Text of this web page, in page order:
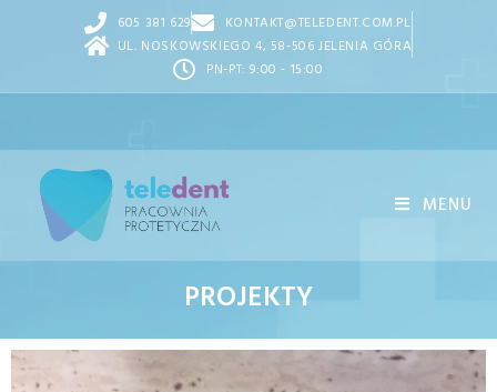
605 381 629
KONTAKT@TELEDENT.COM.PL
UL. NOSKOWSKIEGO 4, 58-506 JELENIA GÓRA
PN-PT: 9:00 - 15:00
MENU
PROJEKTY